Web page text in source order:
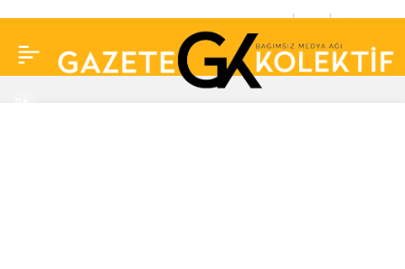
dolandırıcılığına karşı